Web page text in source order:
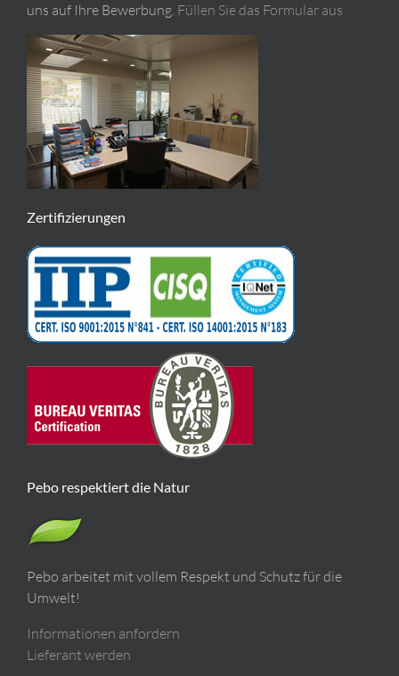
uns auf Ihre Bewerbung. Füllen Sie das Formular aus
Zertifizierungen
Pebo respektiert die Natur
Pebo arbeitet mit vollem Respekt und Schutz für die
Umwelt!
Informationen anfordern
Lieferant werden